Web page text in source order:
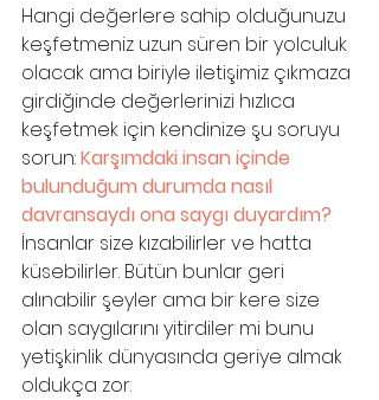
Hangi değerlere sahip olduğunuzu
keşfetmeniz uzun süren bir yolculuk
olacak ama biriyle iletişimiz çıkmaza
girdiğinde değerlerinizi hızlıca
keşfetmek için kendinize şu soruyu
sorun: Karşımdaki insan içinde
bulunduğum durumda nasıl
davransaydı ona saygı duyardım?
İnsanlar size kızabilirler ve hatta
küsebilirler. Bütün bunlar geri
alınabilir şeyler ama bir kere size
olan saygılarını yitirdiler mi bunu
yetişkinlik dünyasında geriye almak
oldukça zor.